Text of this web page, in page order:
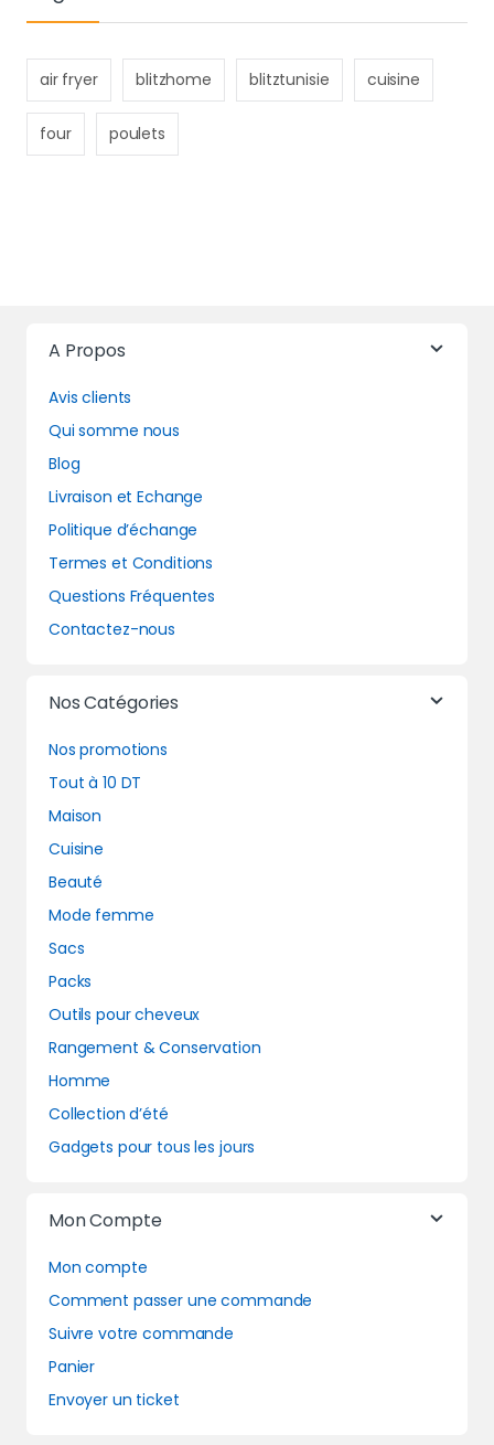
air fryer blitzhome blitztunisie cuisine
four poulets
A Propos
Avis clients
Qui somme nous
Blog
Livraison et Echange
Politique d’échange
Termes et Conditions
Questions Fréquentes
Contactez-nous
Nos Catégories
Nos promotions
Tout à 10 DT
Maison
Cuisine
Beauté
Mode femme
Sacs
Packs
Outils pour cheveux
Rangement & Conservation
Homme
Collection d’été
Gadgets pour tous les jours
Mon Compte
Mon compte
Comment passer une commande
Suivre votre commande
Panier
Envoyer un ticket